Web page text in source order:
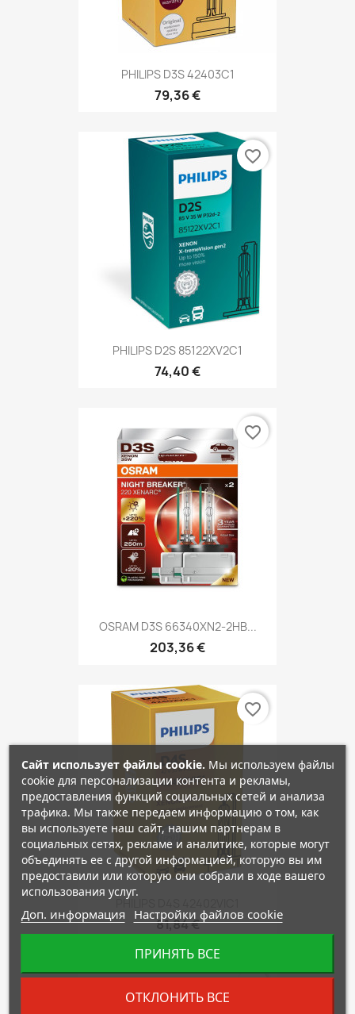
PHILIPS D3S 42403C1
79,36 €
PHILIPS D2S 85122XV2C1
74,40 €
favorite_border
OSRAM D3S 66340XN2-2HB...
203,36 €
favorite_border
PHILIPS D4S 42402VIC1
81,84 €
favorite_border
Сайт использует файлы cookie. Мы используем файлы
cookie для персонализации контента и рекламы,
предоставления функций социальных сетей и анализа
трафика. Мы также передаем информацию о том, как
вы используете наш сайт, нашим партнерам в
социальных сетях, рекламе и аналитике, которые могут
объединять ее с другой информацией, которую вы им
предоставили или которую они собрали в ходе вашего
использования услуг.
Доп. информация Настройки файлов cookie
ОТКЛОНИТЬ ВСЕ
ПРИНЯТЬ ВСЕ